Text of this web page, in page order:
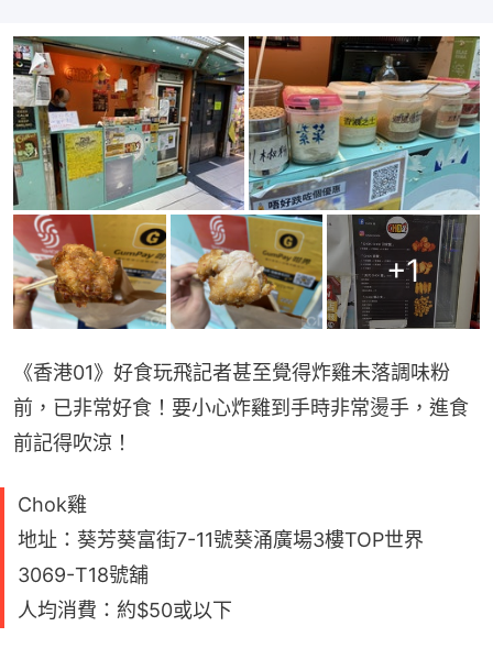
+1
《香港01》好食玩飛記者甚至覺得炸雞未落調味粉
前，已非常好食！要小心炸雞到手時非常燙手，進食
前記得吹涼！
Chok雞
地址：葵芳葵富街7-11號葵涌廣場3樓TOP世界
3069-T18號舖
人均消費：約$50或以下